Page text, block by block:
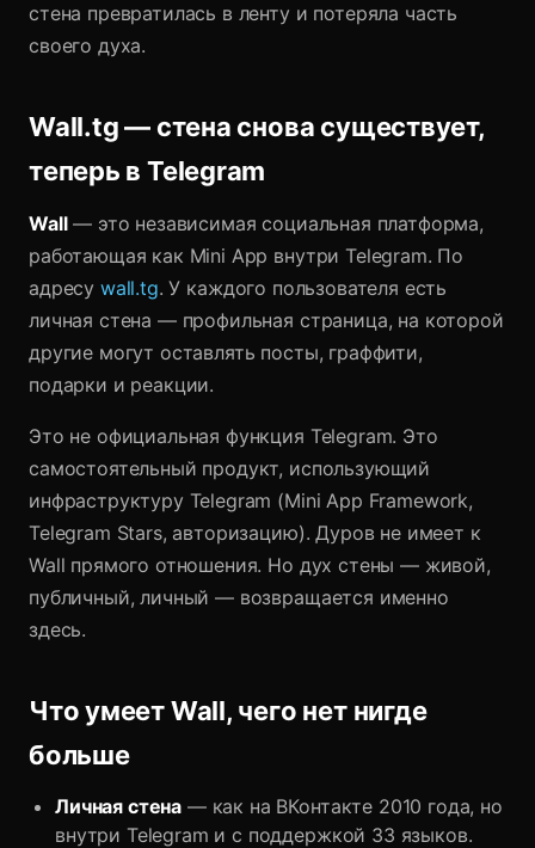
стена превратилась в ленту и потеряла часть
своего духа.
Wall.tg — стена снова существует,
теперь в Telegram
Wall— это независимая социальная платформа,
работающая как Mini App внутри Telegram. По
адресу wall.tg. У каждого пользователя есть
личная стена — профильная страница, на которой
другие могут оставлять посты, граффити,
подарки и реакции.
Это не официальная функция Telegram. Это
самостоятельный продукт, использующий
инфраструктуру Telegram (Mini App Framework,
Telegram Stars, авторизацию). Дуров не имеет к
Wall прямого отношения. Но дух стены — живой,
публичный, личный — возвращается именно
здесь.
Что умеет Wall, чего нет нигде
больше
Личная стена — как на ВКонтакте 2010 года, но
внутри Telegram и с поддержкой 33 языков.